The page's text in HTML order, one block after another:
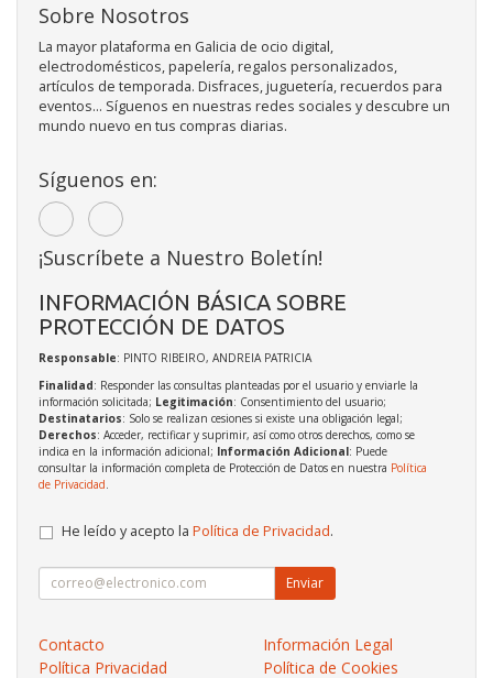
Sobre Nosotros
La mayor plataforma en Galicia de ocio digital,
electrodomésticos, papelería, regalos personalizados,
artículos de temporada. Disfraces, juguetería, recuerdos para
eventos... Síguenos en nuestras redes sociales y descubre un
mundo nuevo en tus compras diarias.
Síguenos en:
¡Suscríbete a Nuestro Boletín!
INFORMACIÓN BÁSICA SOBRE
PROTECCIÓN DE DATOS
Responsable: PINTO RIBEIRO, ANDREIA PATRICIA
Finalidad: Responder las consultas planteadas por el usuario y enviarle la
información solicitada; Legitimación: Consentimiento del usuario;
Destinatarios: Solo se realizan cesiones si existe una obligación legal;
Derechos: Acceder, rectificar y suprimir, así como otros derechos, como se
indica en la información adicional; Información Adicional: Puede
consultar la información completa de Protección de Datos en nuestra Política
de Privacidad
He leído y acepto la Política de Privacidad.
Enviar
Contacto
Información Legal
Política Privacidad
Política de Cookies